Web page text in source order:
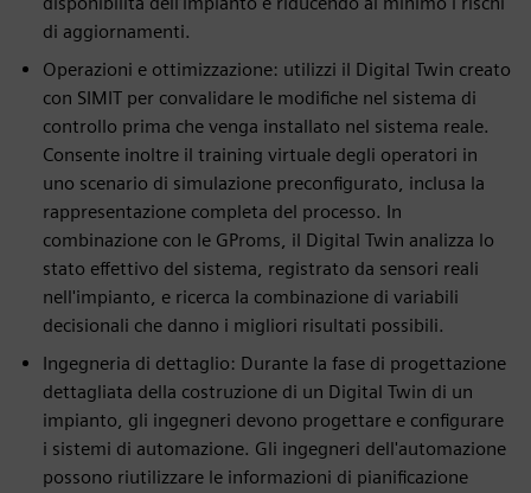
di aggiornamenti.
Operazioni e ottimizzazione: utilizzi il Digital Twin creato
con SIMIT per convalidare le modifiche nel sistema di
controllo prima che venga installato nel sistema reale.
Consente inoltre il training virtuale degli operatori in
uno scenario di simulazione preconfigurato, inclusa la
rappresentazione completa del processo. In
combinazione con le GProms, il Digital Twin analizza lo
stato effettivo del sistema, registrato da sensori reali
nell'impianto, e ricerca la combinazione di variabili
decisionali che danno i migliori risultati possibili.
Ingegneria di dettaglio: Durante la fase di progettazione
dettagliata della costruzione di un Digital Twin di un
impianto, gli ingegneri devono progettare e configurare
i sistemi di automazione. Gli ingegneri dell'automazione
possono riutilizzare le informazioni di pianificazione